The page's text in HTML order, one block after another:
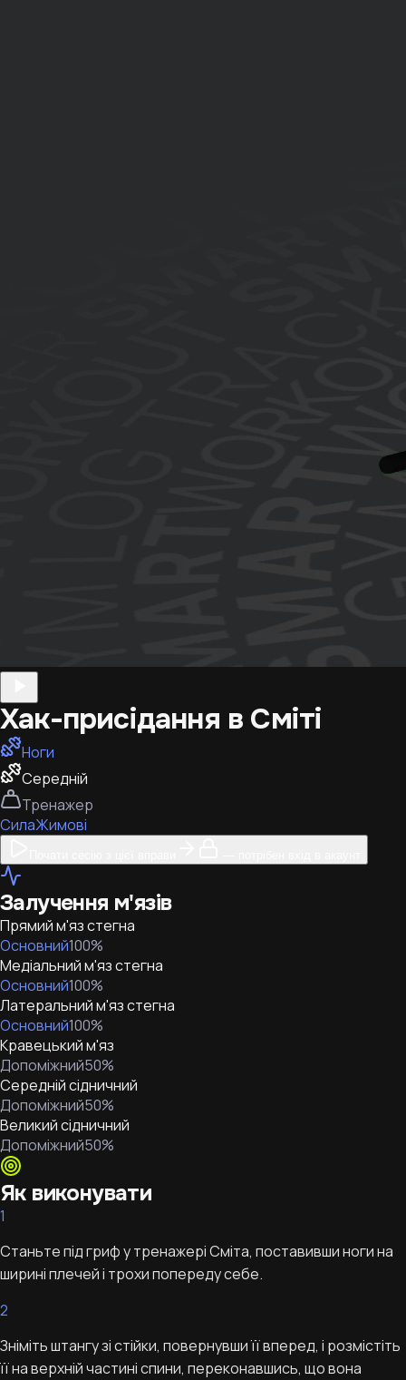
Хак-присідання в Сміті
Ноги
Середній
Тренажер
СилаЖимові
Залучення м'язів
Прямий м'яз стегна
Основний100%
Медіальний м'яз стегна
Основний100%
Латеральний м'яз стегна
Основний100%
Кравецький м'яз
Допоміжний50%
Середній сідничний
Допоміжний50%
Великий сідничний
Допоміжний50%
Як виконувати
1
Станьте під гриф у тренажері Сміта, поставивши ноги на
ширині плечей і трохи попереду себе.
2
Зніміть штангу зі стійки, повернувши її вперед, і розмістіть
її на верхній частині спини, переконавшись, що вона